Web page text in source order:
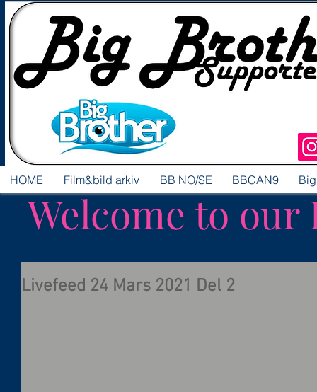
Welcome to our
HOME Film&bild arkiv BB NO/SE BBCAN9
Livefeed 24 Mars 2021 Del 2